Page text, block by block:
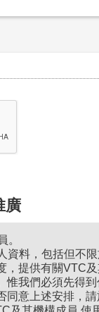
廣
。
資料，包括但不
，提供有關VTC
惟我們必須先得
同意上述安排，